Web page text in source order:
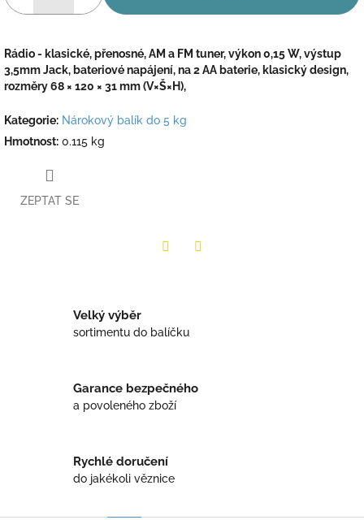
Rádio - klasické, přenosné, AM a FM tuner, výkon 0,15 W, výstup
3,5mm Jack, bateriové napájení, na 2 AA baterie, klasický design,
rozměry 68 × 120 × 31 mm (V×Š×H),
Kategorie: Nárokový balík do 5 kg
Hmotnost: 0.115 kg
ZEPTAT SE
Velký výběr
sortimentu do balíčku
Garance bezpečného
a povoleného zboží
Rychlé doručení
do jakékoli věznice